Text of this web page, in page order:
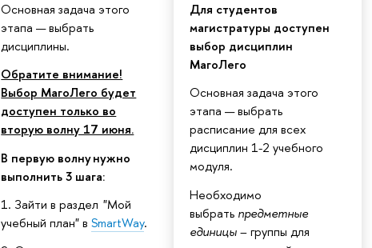
Основная задача этого
этапа — выбрать
дисциплины.
Обратите внимание!
Выбор МагоЛего будет
доступен только во
вторую волну 17 июня.
В первую волну нужно
выполнить 3 шага:
1. Зайти в раздел "Мой
учебный план" вSmartWay.
Для студентов
магистратуры доступен
выбор дисциплин
МагоЛего
Основная задача этого
этапа — выбрать
расписание для всех
дисциплин 1-2 учебного
модуля.
Необходимо
выбрать предметные
единицы– группы для